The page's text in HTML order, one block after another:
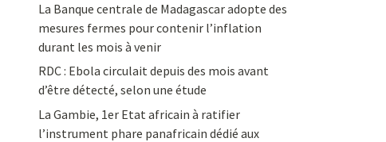
La Banque centrale de Madagascar adopte des
mesures fermes pour contenir l’inflation
durant les mois à venir
RDC : Ebola circulait depuis des mois avant
d’être détecté, selon une étude
La Gambie, 1er Etat africain à ratifier
l’instrument phare panafricain dédié aux